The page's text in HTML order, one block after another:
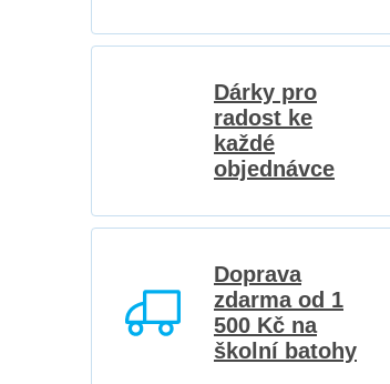
Dárky pro
radost ke
každé
objednávce
Doprava
zdarma od 1
500 Kč na
školní batohy